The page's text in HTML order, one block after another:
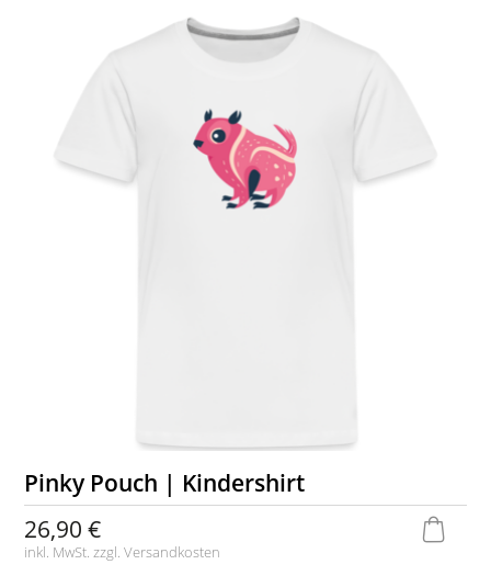
Pinky Pouch | Kindershirt
26,90 €
inkl. MwSt. zzgl.Versandkosten